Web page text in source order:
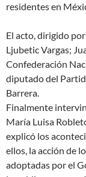
residentes en
El acto, dirigido
Ljubetic Vargas;
Confederación
diputado del
Barrera.
Finalmente
María Luisa
explicó los
ellos, la acción de
adoptadas por el